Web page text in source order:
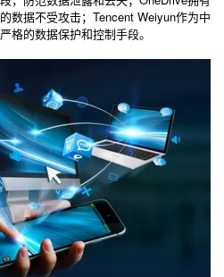
数据不受攻击；Tencent Weiyun作为中
格的数据保护和控制手段。